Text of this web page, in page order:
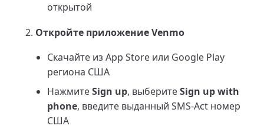
открытой
Откройте приложение Venmo
Скачайте из App Store или Google Play
региона США
НажмитеSign up, выберитеSign up with
phone, введите выданный SMS-Act номер
США